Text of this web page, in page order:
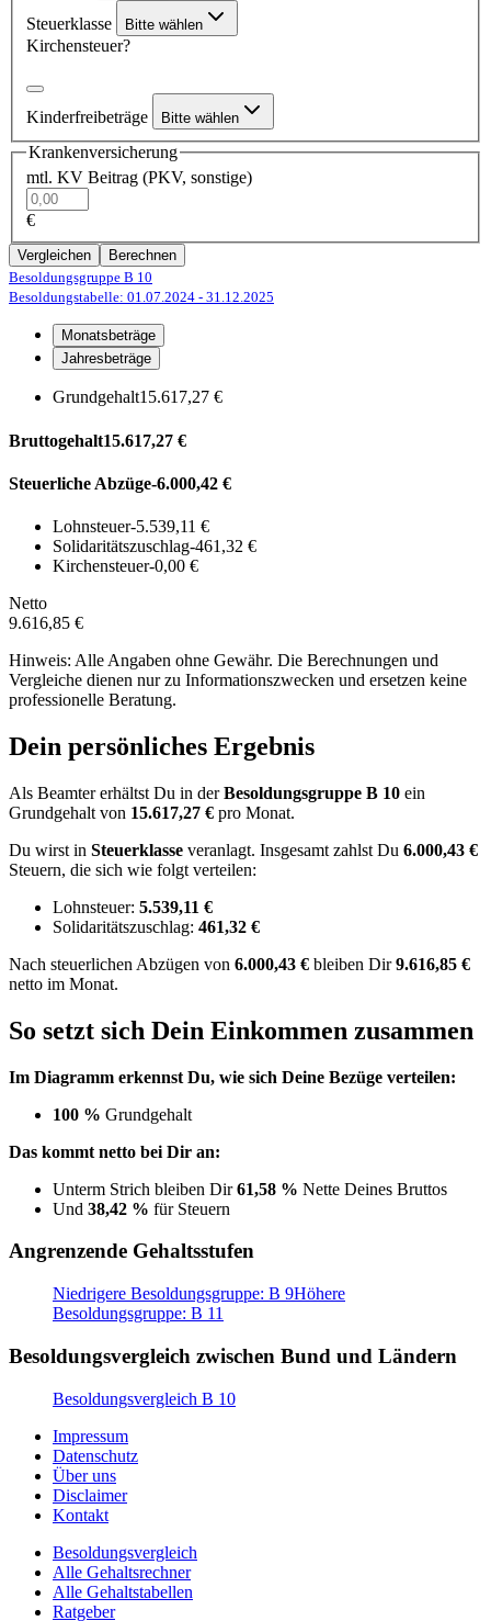
Steuerklasse Bitte wählen
Kirchensteuer?
Kinderfreibeträge Bitte wählen
Krankenversicherung
mtl. KV Beitrag (PKV, sonstige)
€
Vergleichen
Berechnen
Besoldungsgruppe B 10
Besoldungstabelle: 01.07.2024 - 31.12.2025
Monatsbeträge
Jahresbeträge
Grundgehalt15.617,27 €
Bruttogehalt15.617,27 €
Steuerliche Abzüge-6.000,42 €
Lohnsteuer-5.539,11 €
Solidaritätszuschlag-461,32 €
Kirchensteuer-0,00 €
Netto
9.616,85 €
Hinweis: Alle Angaben ohne Gewähr. Die Berechnungen und
Vergleiche dienen nur zu Informationszwecken und ersetzen keine
professionelle Beratung.
Dein persönliches Ergebnis
Als Beamter erhältst Du in derBesoldungsgruppe B 10 ein
Grundgehalt von 15.617,27 € pro Monat.
Du wirst in Steuerklasse veranlagt. Insgesamt zahlst Du 6.000,43 €
Steuern, die sich wie folgt verteilen:
Lohnsteuer: 5.539,11 €
Solidaritätszuschlag: 461,32 €
Nach steuerlichen Abzügen von 6.000,43 € bleiben Dir9.616,85 €
netto im Monat.
So setzt sich Dein Einkommen zusammen
Im Diagramm erkennst Du, wie sich Deine Bezüge verteilen:
100 % Grundgehalt
Das kommt netto bei Dir an:
Unterm Strich bleiben Dir61,58 % Nette Deines Bruttos
Und 38,42 % für Steuern
Angrenzende Gehaltsstufen
Niedrigere Besoldungsgruppe: B 9Höhere
Besoldungsgruppe: B 11
Besoldungsvergleich zwischen Bund und Ländern
Besoldungsvergleich B 10
Impressum
Datenschutz
Über uns
Disclaimer
Kontakt
Besoldungsvergleich
Alle Gehaltsrechner
Alle Gehaltstabellen
Ratgeber